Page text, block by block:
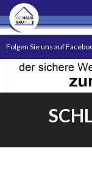
Folgen Sie uns auf